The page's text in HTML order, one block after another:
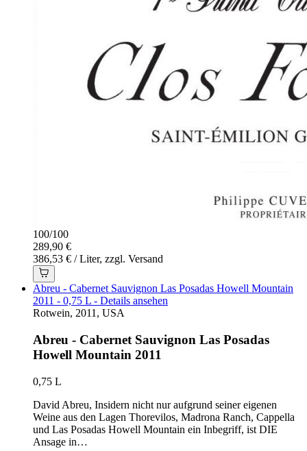
100/100
289,90 €
386,53 € / Liter, zzgl. Versand
Abreu - Cabernet Sauvignon Las Posadas Howell Mountain
2011 - 0,75 L - Details ansehen
Rotwein, 2011, USA
Abreu - Cabernet Sauvignon Las Posadas
Howell Mountain 2011
0,75 L
David Abreu, Insidern nicht nur aufgrund seiner eigenen
Weine aus den Lagen Thorevilos, Madrona Ranch, Cappella
und Las Posadas Howell Mountain ein Inbegriff, ist DIE
Ansage in…